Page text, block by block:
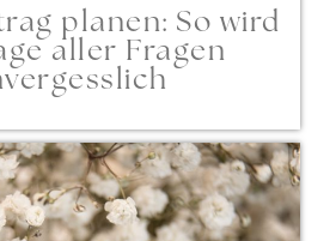
planen: So wird
aller Fragen